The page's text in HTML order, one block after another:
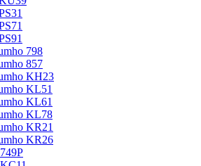
798
857
KH23
KL51
KL61
KL78
KR21
KR26